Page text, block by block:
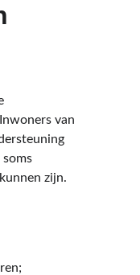
van
zijn.